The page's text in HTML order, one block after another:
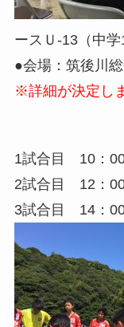
ースＵ-13（中
●会場：筑後川
※詳細が決定し
1試合目 10：
2試合目 12：
3試合目 14：